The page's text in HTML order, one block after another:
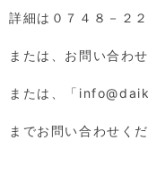
詳細は０７４８－２
または、お問い合わ
または、「
までお問い合わせくだ